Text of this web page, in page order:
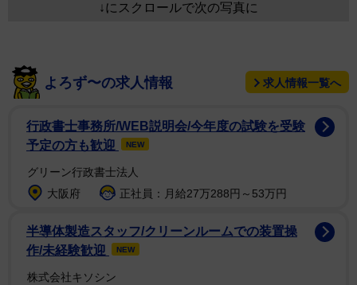
↓にスクロールで次の写真に
よろず〜の求人情報 求人情報一覧へ
行政書士事務所/WEB説明会/今年度の試験を受験
予定の方も歓迎
NEW
グリーン行政書士法人
大阪府
正社員：月給27万288円～53万円
半導体製造スタッフ/クリーンルームでの装置操
作/未経験歓迎
NEW
株式会社キソシン